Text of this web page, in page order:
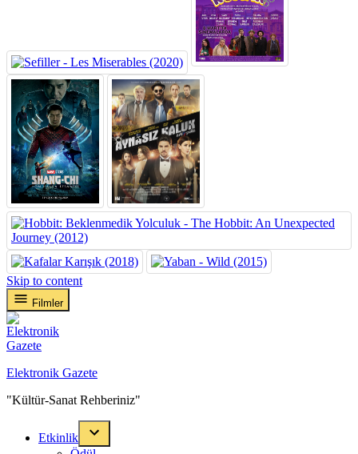
Skip to content
Filmler
Elektronik Gazete
"Kültür-Sanat Rehberiniz"
Etkinlik